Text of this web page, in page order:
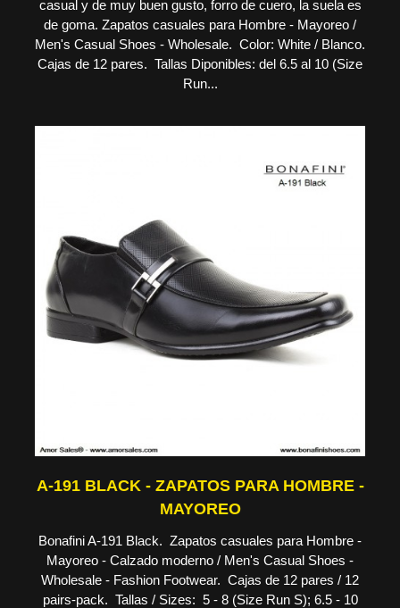
casual y de muy buen gusto, forro de cuero, la suela es
de goma. Zapatos casuales para Hombre - Mayoreo /
Men's Casual Shoes - Wholesale. Color: White / Blanco.
Cajas de 12 pares. Tallas Diponibles: del 6.5 al 10 (Size
Run...
A-191 BLACK - ZAPATOS PARA HOMBRE -
MAYOREO
Bonafini A-191 Black. Zapatos casuales para Hombre -
Mayoreo - Calzado moderno / Men's Casual Shoes -
Wholesale - Fashion Footwear. Cajas de 12 pares / 12
pairs-pack. Tallas / Sizes: 5 - 8 (Size Run S); 6.5 - 10